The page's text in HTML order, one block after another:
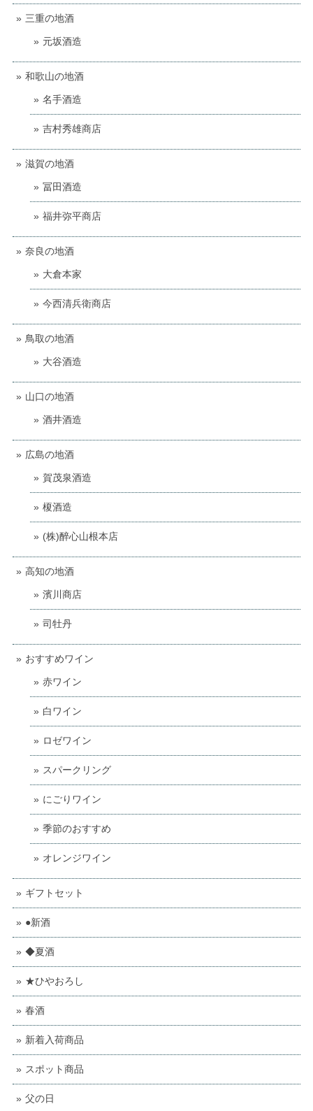
三重の地酒
元坂酒造
和歌山の地酒
名手酒造
吉村秀雄商店
滋賀の地酒
冨田酒造
福井弥平商店
奈良の地酒
大倉本家
今西清兵衛商店
鳥取の地酒
大谷酒造
山口の地酒
酒井酒造
広島の地酒
賀茂泉酒造
榎酒造
(株)醉心山根本店
高知の地酒
濱川商店
司牡丹
おすすめワイン
赤ワイン
白ワイン
ロゼワイン
スパークリング
にごりワイン
季節のおすすめ
オレンジワイン
ギフトセット
●新酒
◆夏酒
★ひやおろし
春酒
新着入荷商品
スポット商品
父の日